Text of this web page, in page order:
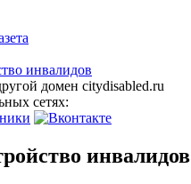
инвалидов
домен citydisabled.ru
сетях:
инвалидов